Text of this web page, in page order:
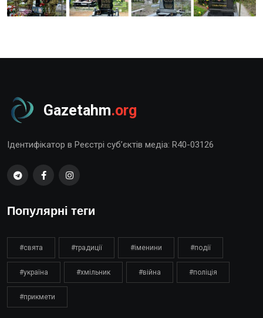
Gazetahm.org
Ідентифікатор в Реєстрі суб’єктів медіа: R40-03126
Популярні теги
#свята #традиції #іменини #події
#україна #хмільник #війна #поліція
#прикмети